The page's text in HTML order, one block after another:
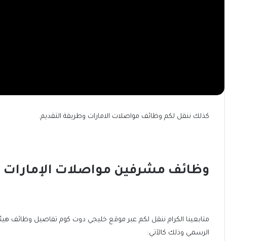
كذلك ننقل لكم وظائف مواصلات الامارات وطريقة التقديم.
وظائف مشرفين مواصلات الإمارات
متابعينا الكرام ننقل لكم عبر موقع خليجي دوت كوم تفاصيل وظائف
الرسمي وذلك كالآتي: